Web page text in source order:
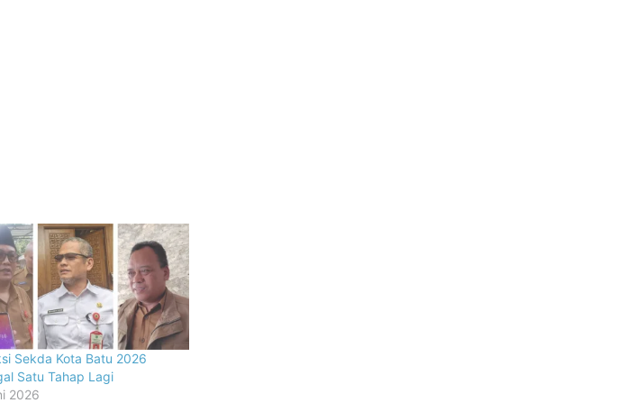
Sekda Kota Batu 2026
Satu Tahap Lagi
2026